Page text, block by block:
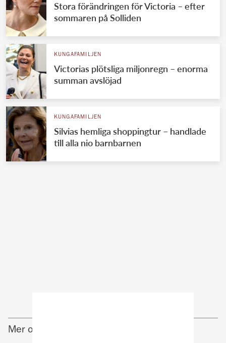
Stora förändringen för Victoria – efter
sommaren på Solliden
KUNGAFAMILJEN
Victorias plötsliga miljonregn – enorma
summan avslöjad
KUNGAFAMILJEN
Silvias hemliga shoppingtur – handlade
till alla nio barnbarnen
Mer om Kungafamiljen